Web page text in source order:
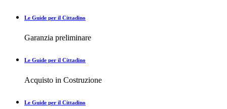
Le Guide per il Cittadino
Garanzia preliminare
Le Guide per il Cittadino
Acquisto in Costruzione
Le Guide per il Cittadino